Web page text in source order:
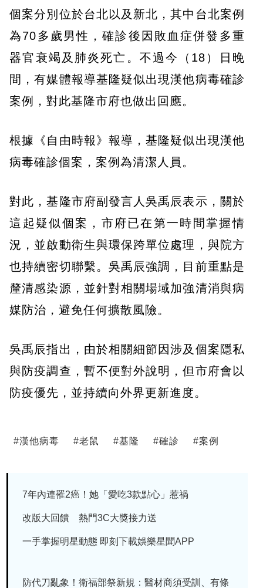
個案分別位於台北以及新北，其中台北案例
為70多歲男性，確診後因敗血症併發多重
器官衰竭及肺炎死亡。不過今（18）日晚
間，有媒體報導基隆疑似出現漢他病毒確診
案例，對此基隆市府也做出回應。
根據《自由時報》報導，基隆疑似出現漢他
病毒確診個案，案例為清潔人員。
對此，基隆市府副發言人吳禹辰表示，關於
這起疑似個案，市府已在第一時間掌握情
況，並啟動衛生與環保跨單位處理，與院方
也持續密切聯繫。吳禹辰強調，目前重點是
釐清感染源，並針對相關場域加強清消與病
媒防治，避免任何擴散風險。
吳禹辰指出，由於相關細節因涉及個案隱私
與防疫調查，暫不便對外說明，但市府會以
防疫優先，並持續向外界更新進度。
#漢他病毒 #老鼠 #基隆 #確診 #案例
7年內連罹2癌！她「愛吃3款點心」惹禍
改版大回饋 熱門3C大獎接力送
一手掌握明星動態 即刻下載娛樂星聞APP
防代刀亂象！衛福部祭新規：醫材商須受訓、有條